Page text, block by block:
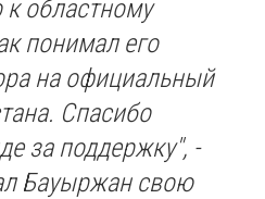
областному
понимал его
на официальный
Спасибо
за поддержку", -
Бауыржан свою